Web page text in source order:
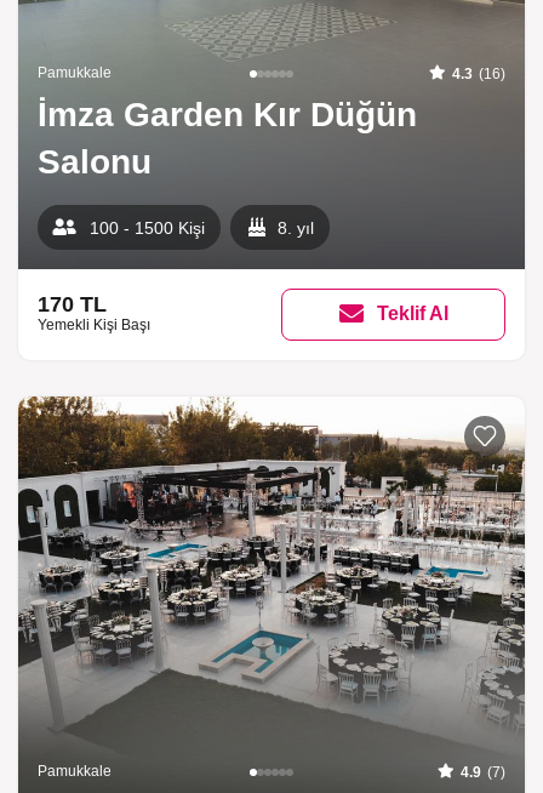
Pamukkale 4.3 (16)
İmza Garden Kır Düğün
Salonu
100 - 1500 Kişi 8. yıl
170 TL
Yemekli Kişi Başı
Teklif Al
Pamukkale 4.9 (7)